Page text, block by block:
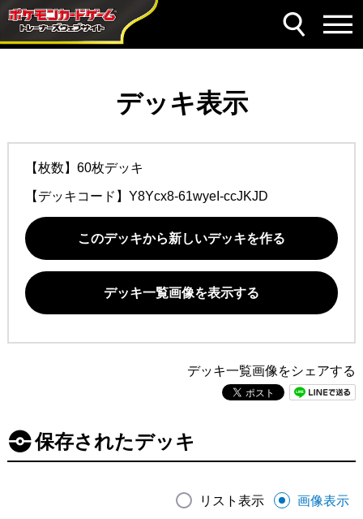
デッキ表示
【枚数】60枚デッキ
【デッキコード】 Y8Ycx8-61wyeI-ccJKJD
このデッキから新しいデッキを作る
デッキ一覧画像を表示する
デッキ一覧画像をシェアする
保存されたデッキ
リスト表示 画像表示